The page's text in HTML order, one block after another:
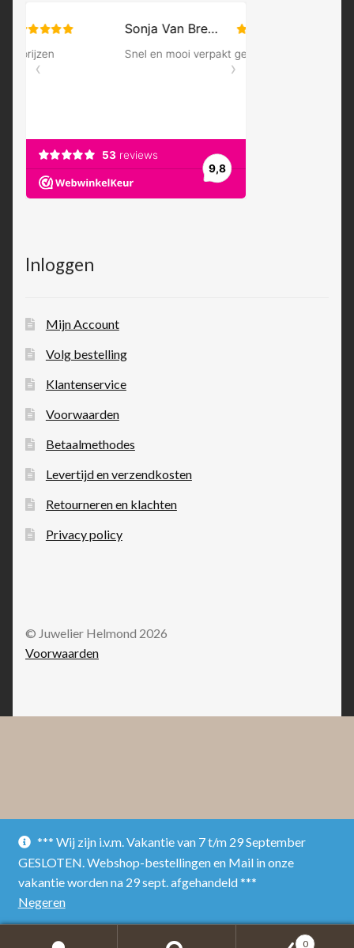
*** Wij zijn i.v.m. Vakantie van 7 t/m 29 September
GESLOTEN. Webshop-bestellingen en Mail in onze
vakantie worden na 29 sept. afgehandeld ***
Negeren
Inloggen
Mijn Account
Volg bestelling
Klantenservice
Voorwaarden
Betaalmethodes
Levertijd en verzendkosten
Retourneren en klachten
Privacy policy
© Juwelier Helmond 2026
Voorwaarden
0